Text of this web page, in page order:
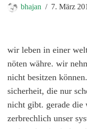
bhajan 7. März
wir leben in einer
nöten währe. wir
nicht besitzen
sicherheit, die nur
nicht gibt. gerade die
zerbrechlich unser